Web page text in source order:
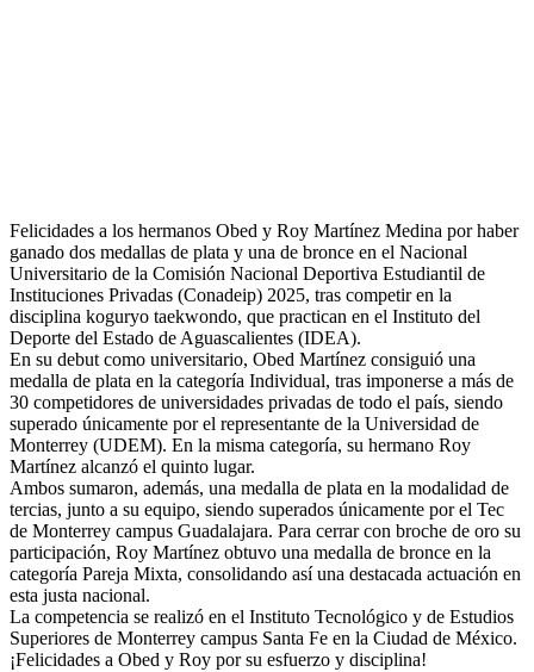
Felicidades a los hermanos Obed y Roy Martínez Medina por haber
ganado dos medallas de plata y una de bronce en el Nacional
Universitario de la Comisión Nacional Deportiva Estudiantil de
Instituciones Privadas (Conadeip) 2025, tras competir en la
disciplina koguryo taekwondo, que practican en el Instituto del
Deporte del Estado de Aguascalientes (IDEA).
En su debut como universitario, Obed Martínez consiguió una
medalla de plata en la categoría Individual, tras imponerse a más de
30 competidores de universidades privadas de todo el país, siendo
superado únicamente por el representante de la Universidad de
Monterrey (UDEM). En la misma categoría, su hermano Roy
Martínez alcanzó el quinto lugar.
Ambos sumaron, además, una medalla de plata en la modalidad de
tercias, junto a su equipo, siendo superados únicamente por el Tec
de Monterrey campus Guadalajara. Para cerrar con broche de oro su
participación, Roy Martínez obtuvo una medalla de bronce en la
categoría Pareja Mixta, consolidando así una destacada actuación en
esta justa nacional.
La competencia se realizó en el Instituto Tecnológico y de Estudios
Superiores de Monterrey campus Santa Fe en la Ciudad de México.
¡Felicidades a Obed y Roy por su esfuerzo y disciplina!